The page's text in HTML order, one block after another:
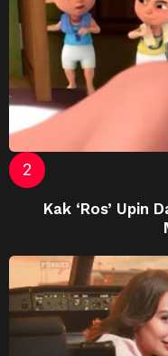
Kak ‘Ros’ Upin